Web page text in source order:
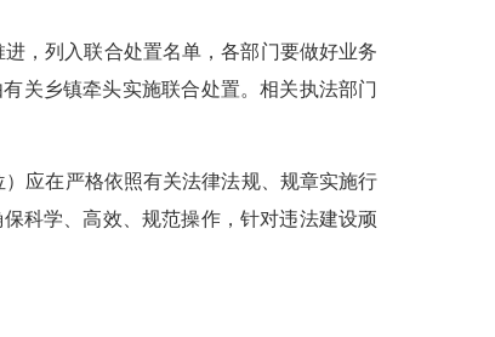
，列入联合处置名单，各部门要做好业务
关乡镇牵头实施联合处置。相关执法部门
） 应在严格依照有关法律法规、规章实施行
科学、高效、规范操作，针对违法建设顽